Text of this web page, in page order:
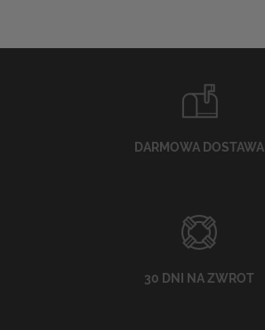
DARMOWA DOSTAWA
30 DNI NA ZWROT